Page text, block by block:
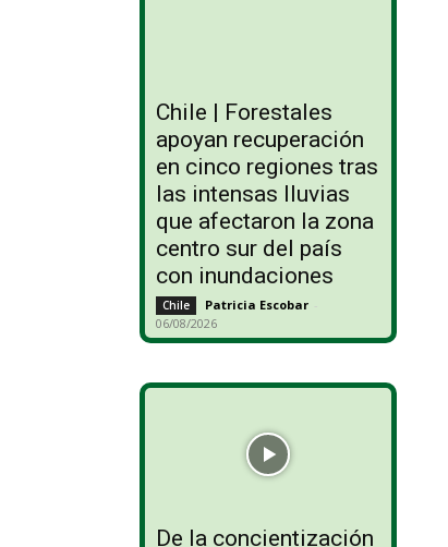
Chile | Forestales
apoyan recuperación
en cinco regiones tras
las intensas lluvias
que afectaron la zona
centro sur del país
con inundaciones
Chile Patricia Escobar -
06/08/2026
De la concientización